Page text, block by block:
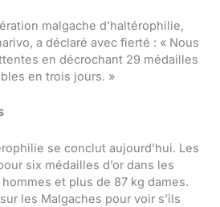
malgache d’haltérophilie,
a déclaré avec fierté : « Nous
en décrochant 29 médailles
en trois jours. »
se conclut aujourd’hui. Les
six médailles d’or dans les
et plus de 87 kg dames.
les Malgaches pour voir s’ils